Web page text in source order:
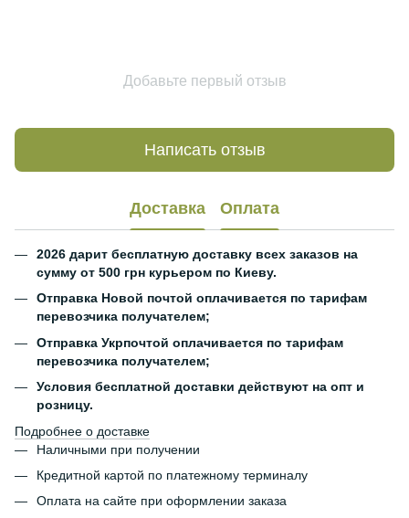
Добавьте первый отзыв
Написать отзыв
Доставка Оплата
2026 дарит бесплатную доставку всех заказов на
сумму от 500 грн курьером по Киеву.
Отправка Новой почтой оплачивается по тарифам
перевозчика получателем;
Отправка Укрпочтой оплачивается по тарифам
перевозчика получателем;
Условия бесплатной доставки действуют на опт и
розницу.
Подробнее о доставке
Наличными при получении
Кредитной картой по платежному терминалу
Оплата на сайте при оформлении заказа